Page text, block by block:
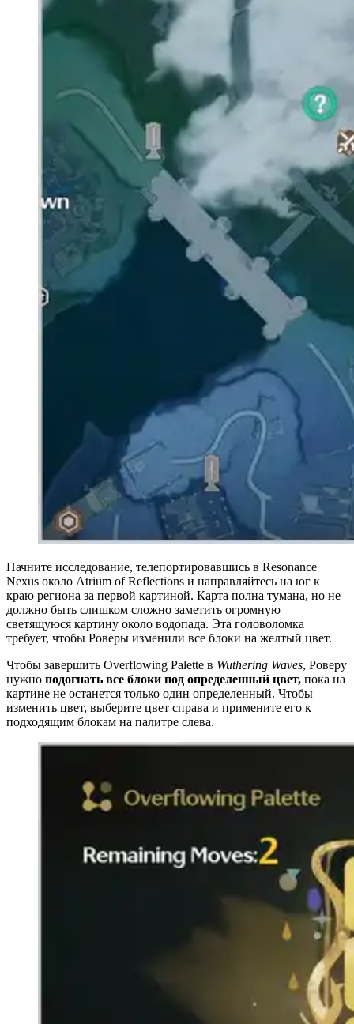
Начните исследование, телепортировавшись в Resonance
Nexus около Atrium of Reflections и направляйтесь на юг к
краю региона за первой картиной. Карта полна тумана, но не
должно быть слишком сложно заметить огромную
светящуюся картину около водопада. Эта головоломка
требует, чтобы Роверы изменили все блоки на желтый цвет.
Чтобы завершить Overflowing Palette в Wuthering Waves, Роверу
нужно подогнать все блоки под определенный цвет, пока на
картине не останется только один определенный. Чтобы
изменить цвет, выберите цвет справа и примените его к
подходящим блокам на палитре слева.